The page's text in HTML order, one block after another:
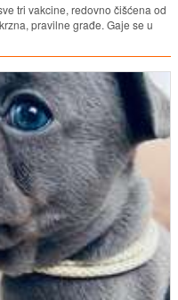
tri vakcine, redovno čišćena od
pravilne građe. Gaje se u